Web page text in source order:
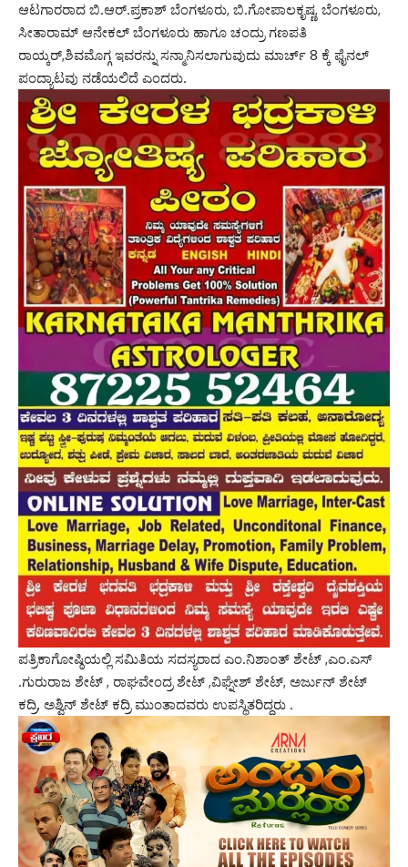
ಆಟಗಾರರಾದ ಬಿ.ಆರ್.ಪ್ರಕಾಶ್ ಬೆಂಗಳೂರು, ಬಿ.ಗೋಪಾಲಕೃಷ್ಣ, ಬೆಂಗಳೂರು,
ಸೀತಾರಾಮ್ ಆನೇಕಲ್ ಬೆಂಗಳೂರು ಹಾಗೂ ಚಂದ್ರು ಗಣಪತಿ
ರಾಯ್ಕರ್,ಶಿವಮೊಗ್ಗ ಇವರನ್ನು ಸನ್ಮಾನಿಸಲಾಗುವುದು ಮಾರ್ಚ್ 8 ಕ್ಕೆ ಫೈನಲ್
ಪಂದ್ಯಾಟವು ನಡೆಯಲಿದೆ ಎಂದರು.
ಪತ್ರಿಕಾಗೋಷ್ಠಿಯಲ್ಲಿ ಸಮಿತಿಯ ಸದಸ್ಯರಾದ ಎಂ.ನಿಶಾಂತ್ ಶೇಟ್ ,ಎಂ.ಎಸ್
.ಗುರುರಾಜ ಶೇಟ್ , ರಾಘವೇಂದ್ರ ಶೇಟ್ ,ವಿಘ್ನೇಶ್ ಶೇಟ್, ಅರ್ಜುನ್ ಶೇಟ್
ಕದ್ರಿ, ಅಶ್ವಿನ್ ಶೇಟ್ ಕದ್ರಿ ಮುಂತಾದವರು ಉಪಸ್ಥಿತರಿದ್ದರು .